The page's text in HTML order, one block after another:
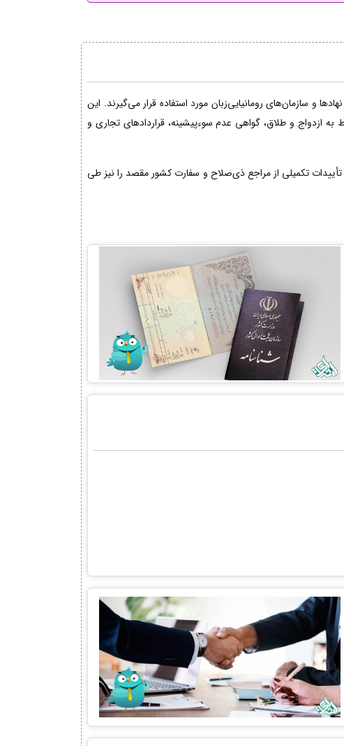
و سازمان‌های رومانیایی‌زبان مورد استفاده قرار می‌گیرند. این
به ازدواج و طلاق، گواهی عدم سوءپیشینه، قراردادهای تجاری و
تکمیلی از مراجع ذی‌صلاح و سفارت کشور مقصد را نیز طی